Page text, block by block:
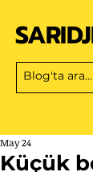
Küçük
May 24